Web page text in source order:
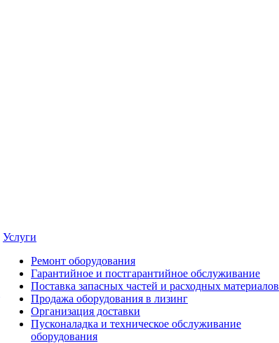
Услуги
Ремонт оборудования
Гарантийное и постгарантийное обслуживание
Поставка запасных частей и расходных материалов
Продажа оборудования в лизинг
Организация доставки
Пусконаладка и техническое обслуживание
оборудования